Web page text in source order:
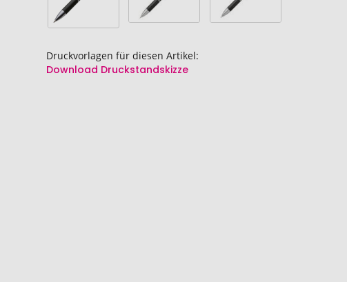
Druckvorlagen für diesen Artikel:
Download Druckstandskizze